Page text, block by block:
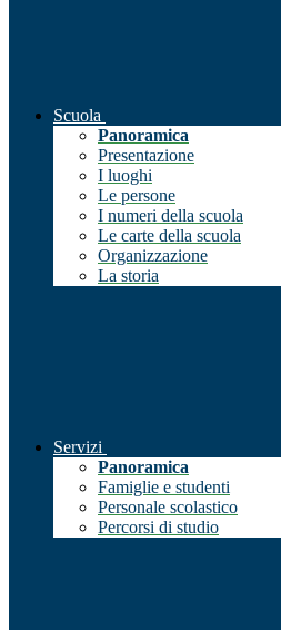
Scuola
Panoramica
Presentazione
I luoghi
Le persone
I numeri della scuola
Le carte della scuola
Organizzazione
La storia
Servizi
Panoramica
Famiglie e studenti
Personale scolastico
Percorsi di studio